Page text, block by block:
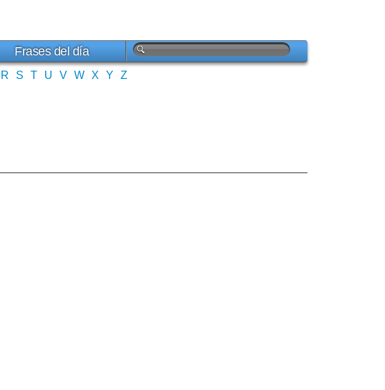
Frases del día
R S T U V W X Y Z